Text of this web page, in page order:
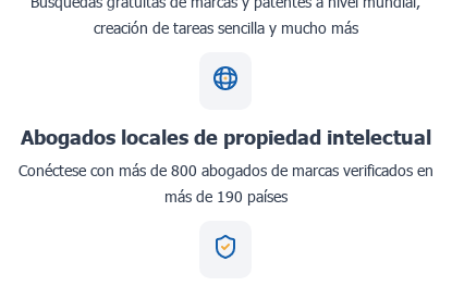
creación de tareas sencilla y mucho más
Abogados locales de propiedad intelectual
Conéctese con más de 800 abogados de marcas verificados en
más de 190 países